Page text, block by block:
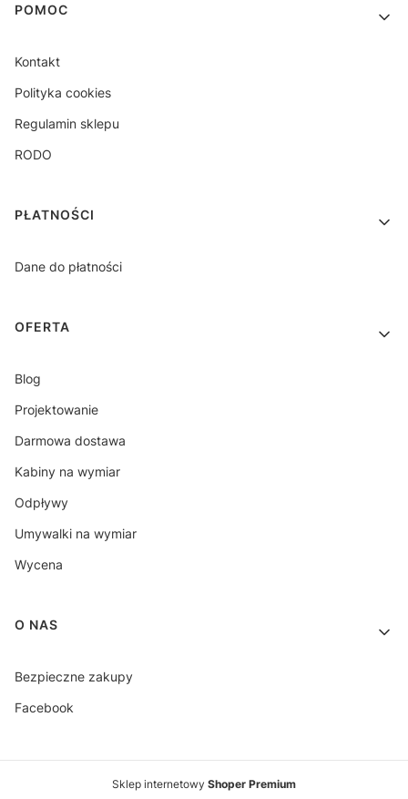
Linki w stopce
POMOC
Kontakt
Polityka cookies
Regulamin sklepu
RODO
PŁATNOŚCI
Dane do płatności
OFERTA
Blog
Projektowanie
Darmowa dostawa
Kabiny na wymiar
Odpływy
Umywalki na wymiar
Wycena
O NAS
Bezpieczne zakupy
Facebook
Sklep internetowy Shoper Premium